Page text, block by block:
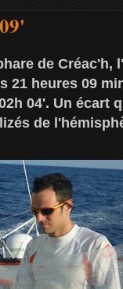
de Créac'h,
21 heures 09
04'. Un écart
de